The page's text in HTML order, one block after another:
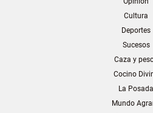
Cultura
Deportes
Sucesos
Caza y
Cocino
La Posada
Mundo